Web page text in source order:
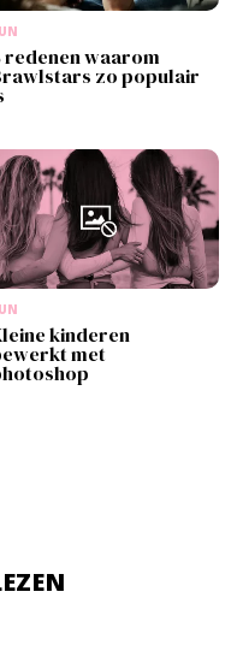
redenen waarom
zo populair
kinderen
met